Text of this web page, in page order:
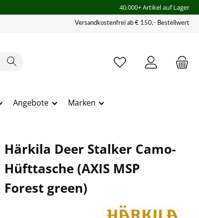
40.000+ Artikel auf Lager
Versandkostenfrei ab € 150,- Bestellwert
Angebote Marken
Härkila Deer Stalker Camo-
Hüfttasche (AXIS MSP
Forest green)